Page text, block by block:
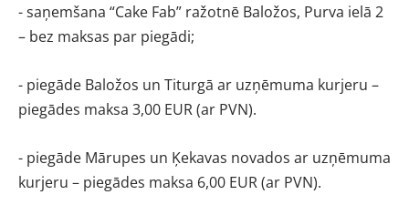
- saņemšana “Cake Fab” ražotnē Baložos, Purva ielā 2
– bez maksas par piegādi;
- piegāde Baložos un Titurgā ar uzņēmuma kurjeru –
piegādes maksa 3,00 EUR (ar PVN).
- piegāde Mārupes un Ķekavas novados ar uzņēmuma
kurjeru – piegādes maksa 6,00 EUR (ar PVN).